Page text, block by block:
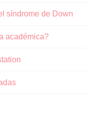
síndrome de Down
académica?